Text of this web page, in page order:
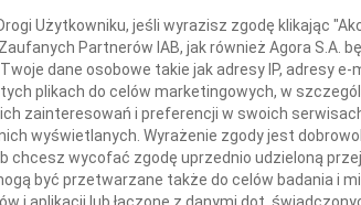
i
Użytkowniku, jeśli wyrazisz zgodę klikając
Partnerów IAB, jak również Agora S.A.
dane osobowe takie jak adresy IP, adresy
plikach do celów marketingowych, w
zainteresowań i preferencji w swoich
wyświetlanych. Wyrażenie zgody jest
chcesz wycofać zgodę uprzednio udzieloną
być przetwarzane także do celów badania i